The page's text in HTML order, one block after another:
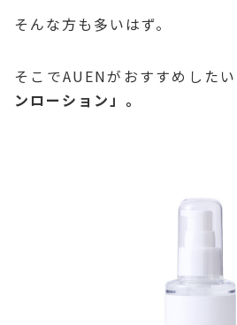
そんな方も多いはず。
そこでAUENがおすすめした
ンローション」。